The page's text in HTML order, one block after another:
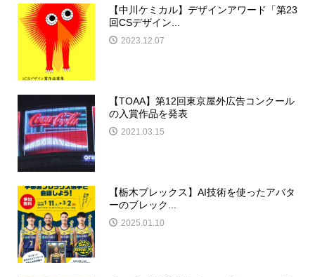
【中川ケミカル】デザインアワード「第23
回CSデザイン...
2023.12.07
【TOAA】第12回東京屋外広告コンクール
の入賞作品を発表
2021.03.15
【栃木ブレックス】AI技術を使ったアバタ
ーのブレック...
2025.01.10